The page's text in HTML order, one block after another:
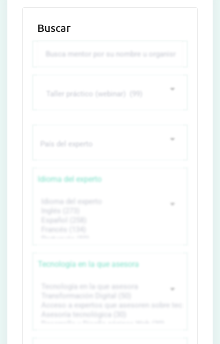
Buscar
Idioma del experto
Tecnología en la que asesora